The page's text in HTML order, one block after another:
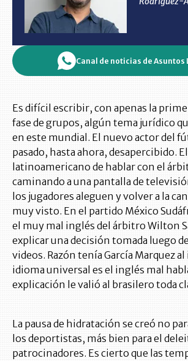
Canal de noticias de Asuntos
Es difícil escribir, con apenas la
fase de grupos, algún tema jurídico
en este mundial. El nuevo actor del
pasado, hasta ahora, desapercibido.
latinoamericano de hablar con el
caminando a una pantalla de
los jugadores aleguen y volver a la
muy visto. En el partido México
el muy mal inglés del árbitro Wilton
explicar una decisión tomada luego
videos. Razón tenía García Marquez al
idioma universal es el inglés mal
explicación le valió al brasilero toda
La pausa de hidratación se creó no
los deportistas, más bien para el
patrocinadores. Es cierto que las